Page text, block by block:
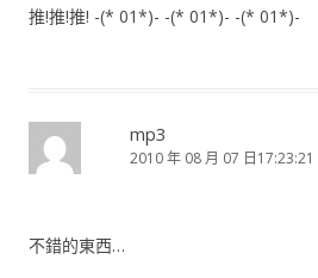
推!推!推! -(* 01*)- -(* 01*)- -(* 01*)-
mp3
2010 年 08 月 07 日17:23:21
不錯的東西…